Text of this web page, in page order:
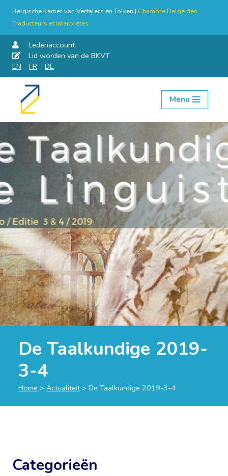
Belgische Kamer van Vertalers en Tolken | Chambre Belge des
Traducteurs et Interprètes
Ledenaccount
Lid worden van de BKVT
EN
FR DE
Skip
Menu
De Taalkundige 2019-
3-4
Home > Actualiteit> De Taalkundige 2019-3-4
Categorieën